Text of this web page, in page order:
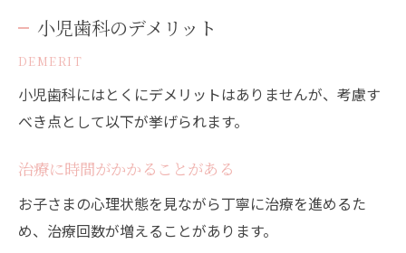
小児歯科のデメリット
DEMERIT
小児歯科にはとくにデメリットはありませんが、考慮す
べき点として以下が挙げられます。
治療に時間がかかることがある
お子さまの心理状態を見ながら丁寧に治療を進めるた
め、治療回数が増えることがあります。